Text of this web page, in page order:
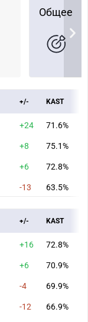
Общее
+/- KAST
+24 71.6%
+8 75.1%
+6 72.8%
-13 63.5%
+/- KAST
+16 72.8%
+6 70.9%
-4 69.9%
-12 66.9%